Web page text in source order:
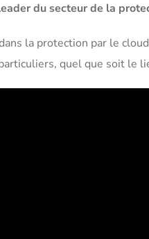
du secteur de la
la protection par le
quel que soit le